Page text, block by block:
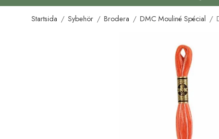
Startsida / Sybehör / Brodera / DMC Mouliné Spécial /